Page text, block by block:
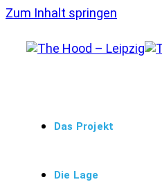
Zum Inhalt springen
Das Projekt
Die Lage